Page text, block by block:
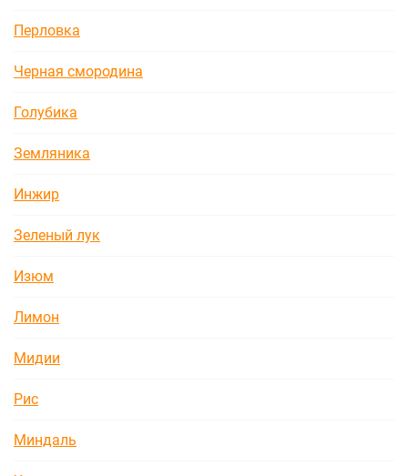
Перловка
Черная смородина
Голубика
Земляника
Инжир
Зеленый лук
Изюм
Лимон
Мидии
Рис
Миндаль